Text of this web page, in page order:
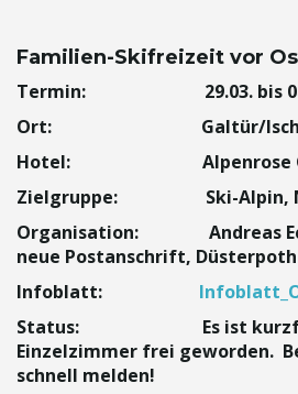
Familien-Skifreizeit vor
Termin: 29.03. bis
Ort: Galtür/Ischgl,
Hotel: Alpenrose
Zielgruppe: Ski-Alpin,
Organisation: Andreas
neue Postanschrift, Düsterpoth
Infoblatt:
Status: Es ist
Einzelzimmer frei geworden.
schnell melden!